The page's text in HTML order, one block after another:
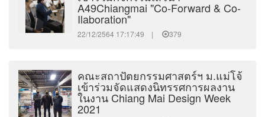
A49Chiangmai "Co-Forward & Co-
Ilaboration"
22/12/2564 17:17:49 | 379
คณะสถาปัตยกรรมศาสตร์ฯ ม.แม่โจ้
เข้าร่วมจัดแสดงนิทรรศการผลงาน
ในงาน Chiang Mai Design Week
2021